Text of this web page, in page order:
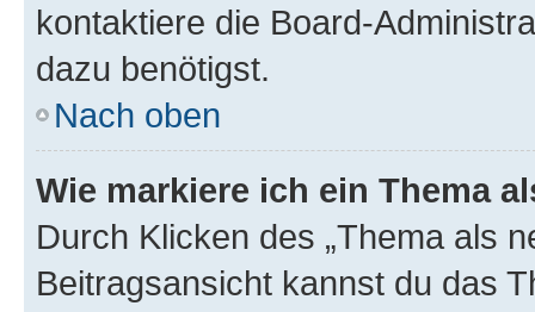
kontaktiere die Board-
dazu benötigst.
Nach oben
Wie markiere ich ein Thema
Durch Klicken des „Thema als
Beitragsansicht kannst du das